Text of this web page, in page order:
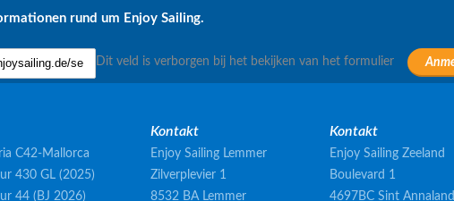
rund um Enjoy Sailing.
Dit veld is verborgen bij het bekijken van het formulier
C42-Mallorca
430 GL (2025)
44 (BJ 2026)
Kontakt
Enjoy Sailing Lemmer
Zilverplevier 1
8532 BA Lemmer
Kontakt
Enjoy Sailing Zeeland
Boulevard 1
4697BC Sint Annaland